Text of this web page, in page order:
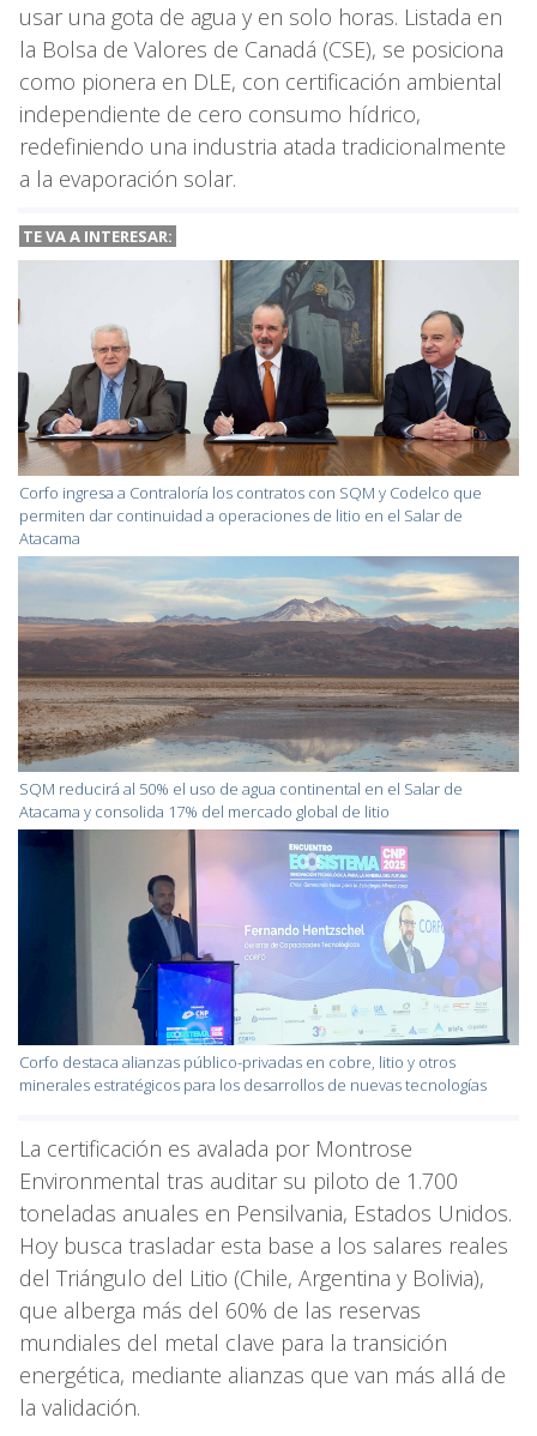
usar una gota de agua y en solo horas. Listada en
la Bolsa de Valores de Canadá (CSE), se posiciona
como pionera en DLE, con certificación ambiental
independiente de cero consumo hídrico,
redefiniendo una industria atada tradicionalmente
a la evaporación solar.
TE VA A INTERESAR:
Corfo ingresa a Contraloría los contratos con SQM y Codelco que
permiten dar continuidad a operaciones de litio en el Salar de
Atacama
SQM reducirá al 50% el uso de agua continental en el Salar de
Atacama y consolida 17% del mercado global de litio
Corfo destaca alianzas público-privadas en cobre, litio y otros
minerales estratégicos para los desarrollos de nuevas tecnologías
La certificación es avalada por Montrose
Environmental tras auditar su piloto de 1.700
toneladas anuales en Pensilvania, Estados Unidos.
Hoy busca trasladar esta base a los salares reales
del Triángulo del Litio (Chile, Argentina y Bolivia),
que alberga más del 60% de las reservas
mundiales del metal clave para la transición
energética, mediante alianzas que van más allá de
la validación.